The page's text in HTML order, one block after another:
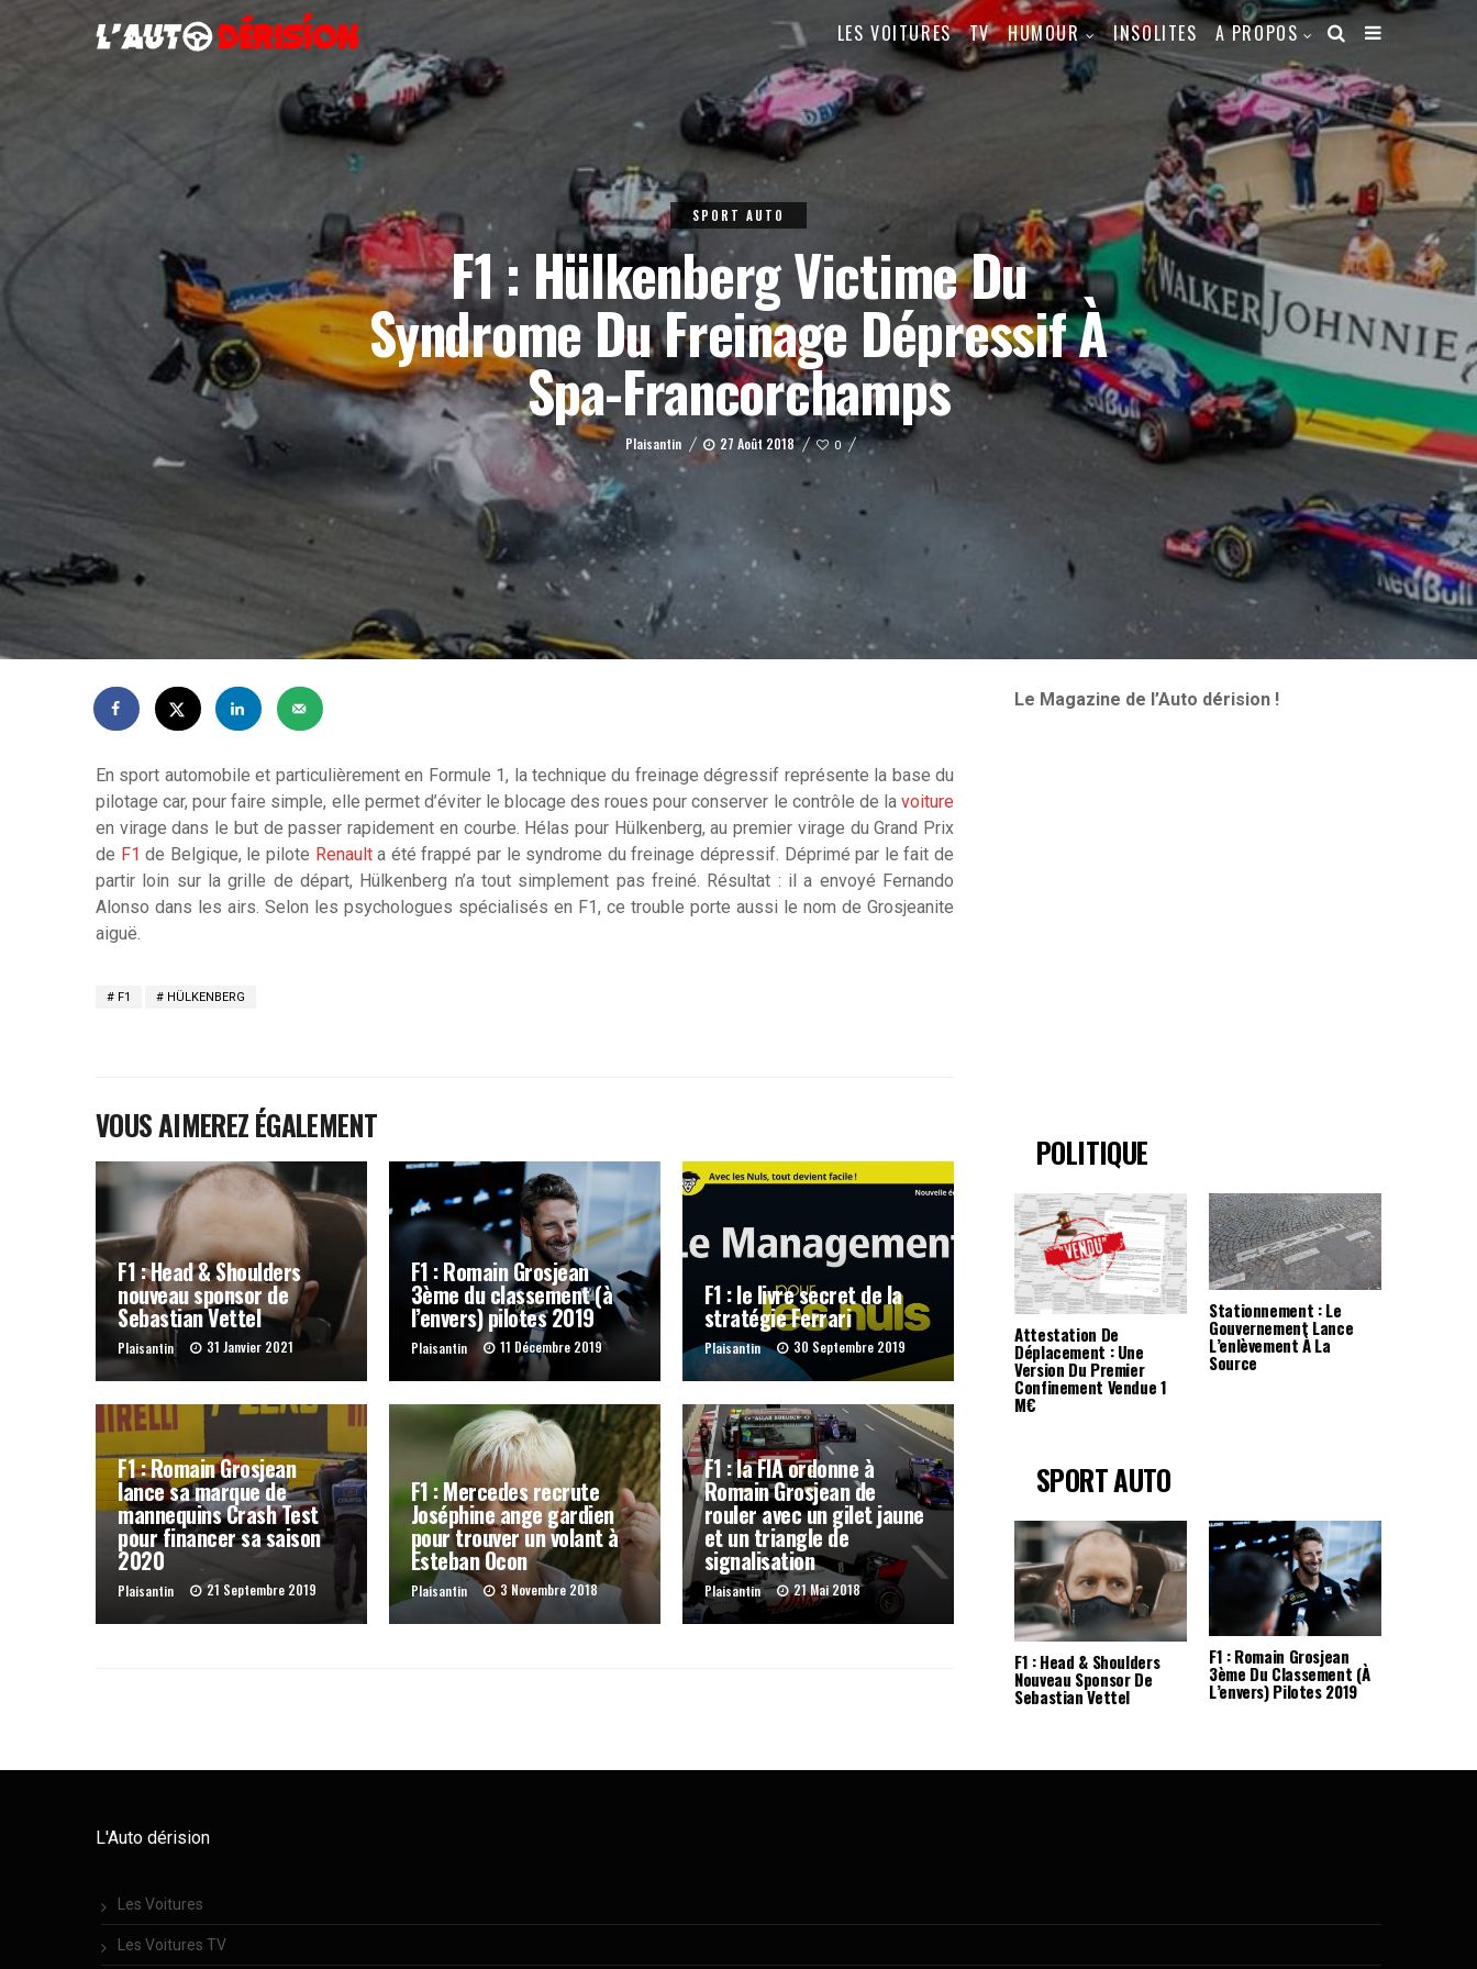
LES VOITURES TV HUMOUR INSOLITES A PROPOS
SPORT AUTO
F1 : Hülkenberg Victime Du
Syndrome Du Freinage Dépressif À
Spa-Francorchamps
Plaisantin 27 Août 2018 0
En sport automobile et particulièrement en Formule 1, la technique du freinage dégressif représente la base du
pilotage car, pour faire simple, elle permet d’éviter le blocage des roues pour conserver le contrôle de la voiture
en virage dans le but de passer rapidement en courbe. Hélas pour Hülkenberg, au premier virage du Grand Prix
de F1 de Belgique, le pilote Renaulta été frappé par le syndrome du freinage dépressif. Déprimé par le fait de
partir loin sur la grille de départ, Hülkenberg n’a tout simplement pas freiné. Résultat : il a envoyé Fernando
Alonso dans les airs. Selon les psychologues spécialisés en F1, ce trouble porte aussi le nom de Grosjeanite
aiguë.
F1 HÜLKENBERG
VOUS AIMEREZ ÉGALEMENT
F1 : Head & Shoulders
nouveau sponsor de
Sebastian Vettel
Plaisantin 31 Janvier 2021
F1 : Romain Grosjean
3ème du classement (à
l’envers) pilotes 2019
Plaisantin 11 Décembre 2019
F1 : le livre secret de la
stratégie Ferrari
Plaisantin 30 Septembre 2019
F1 : Romain Grosjean
lance sa marque de
mannequins Crash Test
pour financer sa saison
2020
Plaisantin 21 Septembre 2019
F1 : Mercedes recrute
Joséphine ange gardien
pour trouver un volant à
Esteban Ocon
Plaisantin 3 Novembre 2018
F1 : la FIA ordonne à
Romain Grosjean de
rouler avec un gilet jaune
et un triangle de
signalisation
Plaisantin 21 Mai 2018
Le Magazine de l’Auto dérision !
POLITIQUE
Attestation De
Déplacement : Une
Version Du Premier
Confinement Vendue 1
M€
Stationnement : Le
Gouvernement Lance
L’enlèvement À La
Source
SPORT AUTO
F1 : Head & Shoulders
Nouveau Sponsor De
Sebastian Vettel
F1 : Romain Grosjean
3ème Du Classement (à
L’envers) Pilotes 2019
L'Auto dérision
Les Voitures
Les Voitures TV